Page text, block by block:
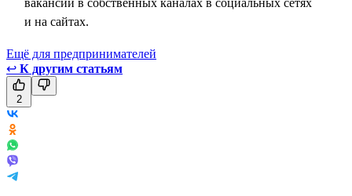
и на сайтах.
Ещё для предпринимателей
↩ К другим статьям
2